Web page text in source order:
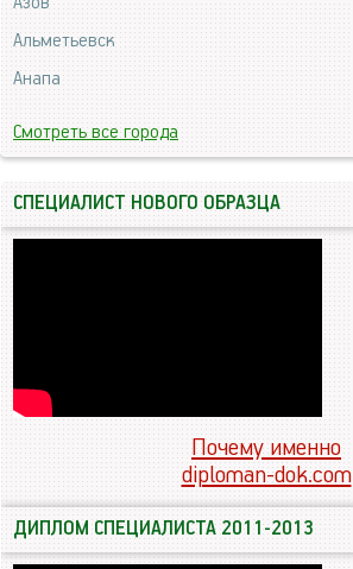
Альметьевск
Анапа
Смотреть все города
СПЕЦИАЛИСТ НОВОГО ОБРАЗЦА
Почему именно
diploman-dok.com
ДИПЛОМ СПЕЦИАЛИСТА 2011-2013